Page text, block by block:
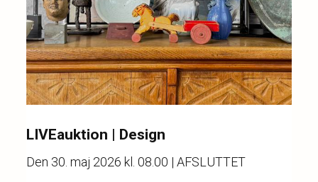
LIVEauktion | Design
Den 30. maj 2026 kl. 08.00 | AFSLUTTET